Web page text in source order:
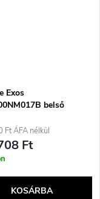
Exos
belső
III
Ft ÁFA nélkül
Ft
KOSÁRBA